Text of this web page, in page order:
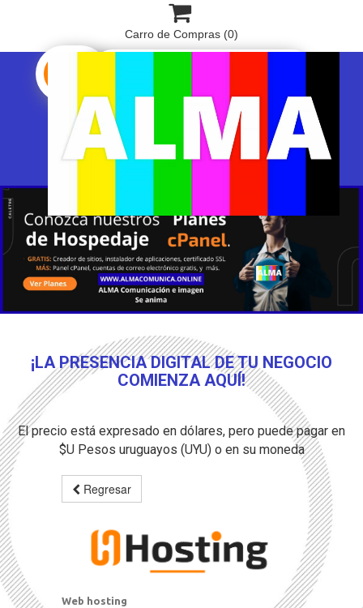

Carro de Compras (0)
¡LA PRESENCIA DIGITAL DE TU NEGOCIO
COMIENZA AQUÍ!
El precio está expresado en dólares, pero puede pagar en
$U Pesos uruguayos (UYU) o en su moneda
Regresar
Web hosting